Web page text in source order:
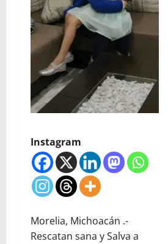
Instagram
Morelia, Michoacán .-
Rescatan sana y Salva a